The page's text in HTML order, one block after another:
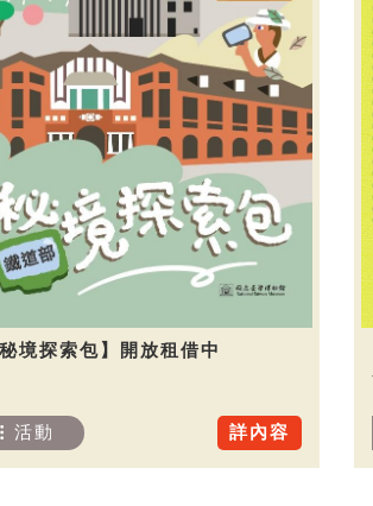
秘境探索包】開放租借中
詳內容
活動